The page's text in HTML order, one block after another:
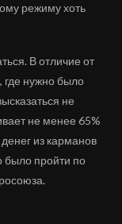
режиму хоть
В отличие от
где нужно было
не
не менее 65%
из карманов
было пройти по